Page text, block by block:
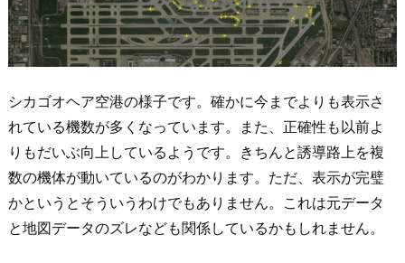
シカゴオヘア空港の様子です。確かに今までよりも表示さ
れている機数が多くなっています。また、正確性も以前よ
りもだいぶ向上しているようです。きちんと誘導路上を複
数の機体が動いているのがわかります。ただ、表示が完璧
かというとそういうわけでもありません。これは元データ
と地図データのズレなども関係しているかもしれません。